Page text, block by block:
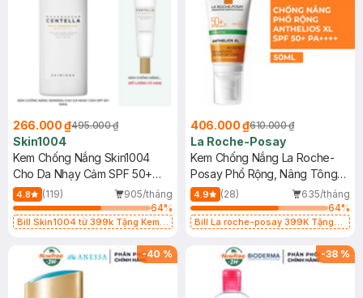
266.000 ₫495.000 ₫
Skin1004
Kem Chống Nắng Skin1004
Cho Da Nhạy Cảm SPF 50+
50ml
4.8 (119)
905/tháng
64%
Bill Skin1004 từ 399k Tặng Kem
SPF 50+ 20ml (SL Có Hạn)
406.000 ₫610.000 ₫
La Roche-Posay
Kem Chống Nắng La Roche-
Posay Phổ Rộng, Nâng Tông
Kiềm Dầu 50ml
4.9 (28)
635/tháng
64%
Bill La roche-posay 399K Tặng
(SL có hạn)
-40 % -38 %